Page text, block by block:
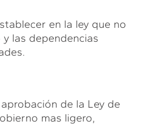
en la ley que no
las dependencias
de la Ley de
mas ligero,